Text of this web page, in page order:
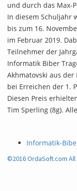
und durch das Max-
In diesem Schuljahr
bis zum 16.
im Februar 2019.
Teilnehmer der
Informatik Biber
Akhmatovski aus der
bei Erreichen der 1.
Diesen Preis
Tim Sperling (8g).
Informatik-
©2016 OrdaSoft.com